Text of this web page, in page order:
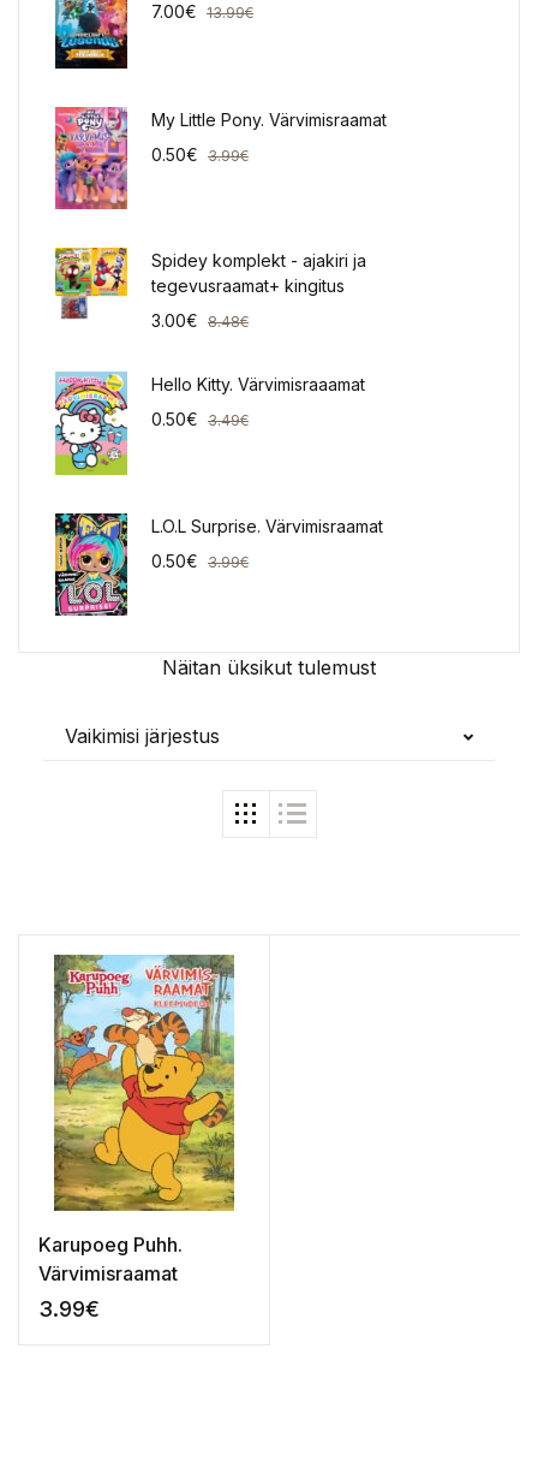
Näitan üksikut tulemust
Vaikimisi järjestus
Karupoeg Puhh.
Värvimisraamat
3.99€
7.00€ 13.99€
My Little Pony. Värvimisraamat
0.50€ 3.99€
Spidey komplekt - ajakiri ja
tegevusraamat+ kingitus
3.00€ 8.48€
Hello Kitty. Värvimisraaamat
0.50€ 3.49€
L.O.L Surprise. Värvimisraamat
0.50€ 3.99€